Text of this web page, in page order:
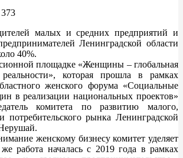
малых и средних предприятий и
Ленинградской области
40%.
площадке «Женщины – глобальная
которая прошла в рамках
женского форума «Социальные
в реализации национальных проектов»
комитета по развитию малого,
потребительского рынка Ленинградской
женскому бизнесу комитет уделяет
работа началась с 2019 года в рамках